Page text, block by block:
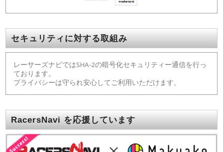
セキュリティに対する取組み
レーサーズナビではSHA-2の暗号化セキュリティー通信を行っ
ております。
プライバシーは守られ安心してご利用いただけます。
RacersNavi を応援しています